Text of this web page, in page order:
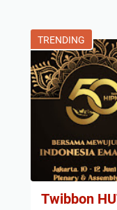
TRENDING
Twibbon